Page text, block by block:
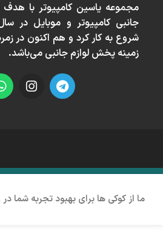
مجموعه ياسين كامپيوتر با هدف
شروع به كار كرد و هم اكنون در
زمينه پخش لوازم جانبی می‌باشد.
ما از کوکی ها برای بهبود تجربه شما